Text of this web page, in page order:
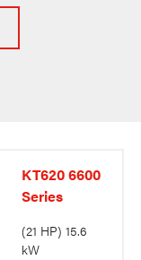
KT620 6600
Series
(21 HP) 15.6
kW